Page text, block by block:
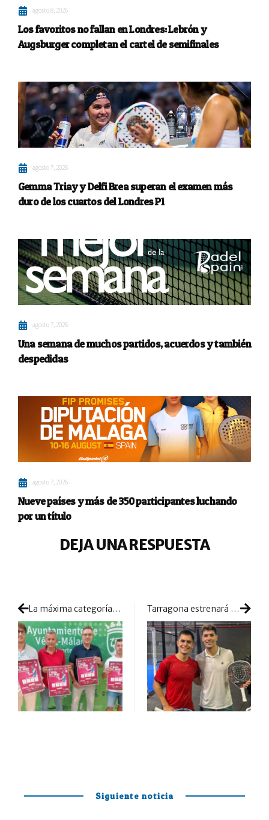
agosto 8, 2026
Los favoritos no fallan en Londres: Lebrón y
Augsburger completan el cartel de semifinales
agosto 7, 2026
Gemma Triay y Delfi Brea superan el examen más
duro de los cuartos del Londres P1
agosto 7, 2026
Una semana de muchos partidos, acuerdos y también
despedidas
agosto 7, 2026
Nueve países y más de 350 participantes luchando
por un título
DEJA UNA RESPUESTA
La máxima categoría del pádel andaluz no descansa ni en vacaciones Tarragona estrenará las ambiciones de Maxi Arce y Mario Huete
Siguiente noticia